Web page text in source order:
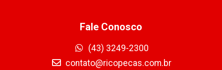
Fale Conosco
(43) 3249-2300
contato@ricopecas.com.br